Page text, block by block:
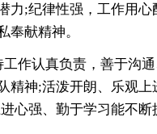
力;纪律性强，工作用
奉献精神。
工作认真负责，善于沟
精神;活泼开朗、乐观
心强、勤于学习能不